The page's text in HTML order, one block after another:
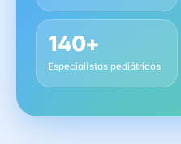
140+
Especialistas pediátricos